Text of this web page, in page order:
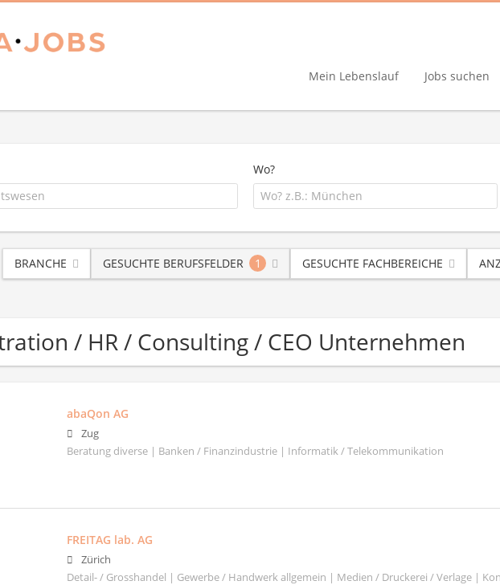
Mein Lebenslauf Jobs suchen
Wo?
BRANCHE GESUCHTE BERUFSFELDER 1 GESUCHTE FACHBEREICHE
/ HR / Consulting / CEO Unternehmen
abaQon AG
Zug
Beratung diverse | Banken / Finanzindustrie | Informatik / Telekommunikation
FREITAG lab. AG
Zürich
Detail- / Grosshandel | Gewerbe / Handwerk allgemein | Medien / Druckerei / Verlage |